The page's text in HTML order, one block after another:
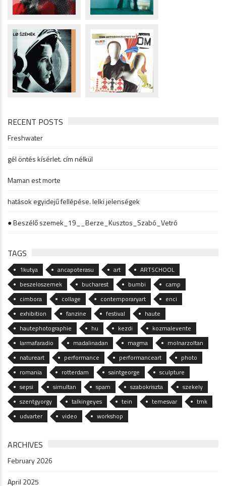
RECENT POSTS
Freshwater
gél öntés kísérlet. cím nélkül
Maman est morte
hatások egyidejű fellépése. lelki jelenségek
● Beszélő szemek_19__Berze_Kusztos_Szabó_Vetró
TAGS
1kutya ancapoterasu art
ARTSCHOOL
beszeloszemek
bucharest bumbi
camp
cimbora
collage contemporaryart
enci
exhibition
fanzine festival
haute
hautephotographie
hu kezdi
kozmalevente
larmafaradio
madalinadan magma
molnarzoltan
natureart
performance performanceart
photo
romania
rotterdam saintgeorge
sculpture
sepsi
simultan spam szabokriszta
szekely
szentgyorgy
talkingeyes tein temesvar
tmk
udvarter
video workshop
ARCHIVES
February 2026
April 2025